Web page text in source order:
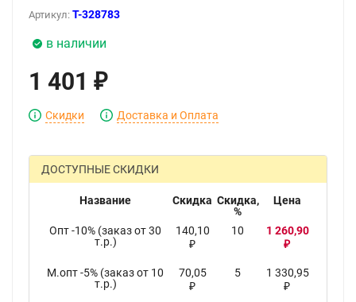
Артикул: T-328783
в наличии
1 401 ₽
Скидки Доставка и Оплата
ДОСТУПНЫЕ СКИДКИ
Название Скидка Скидка,
%
Цена
Опт -10% (заказ от 30
т.р.)
140,10
₽
10 1 260,90
₽
М.опт -5% (заказ от 10
т.р.)
70,05
₽
5 1 330,95
₽